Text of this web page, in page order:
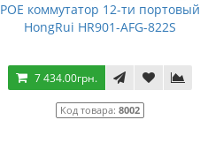
POE коммутатор 12-ти портовый
HongRui HR901-AFG-822S
7 434.00грн.
Код товара: 8002